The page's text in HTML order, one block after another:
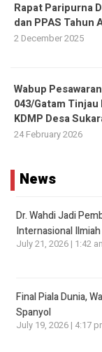
Rapat Paripurna
dan PPAS Tahun
2 December 2025
Wabup
043/Gatam
KDMP Desa
24 February 2026
News
Dr. Wahdi Jadi
Internasional
July 21, 2026 | 1:42
Final Piala Dunia,
Spanyol
July 19, 2026 | 4:17